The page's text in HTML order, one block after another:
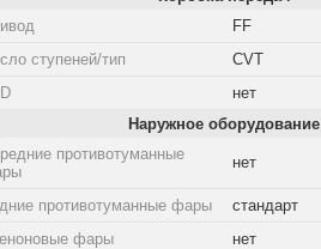
FF
ступеней/тип
CVT
нет
Наружное оборудование
противотуманные
нет
противотуманные фары
стандарт
фары
нет